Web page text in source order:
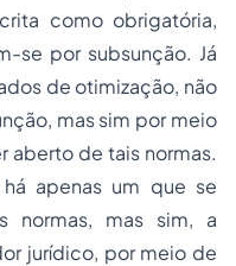
como obrigatória,
se por subsunção. Já
de otimização, não
mas sim por meio
aberto de tais normas.
apenas um que se
normas, mas sim, a
jurídico, por meio de